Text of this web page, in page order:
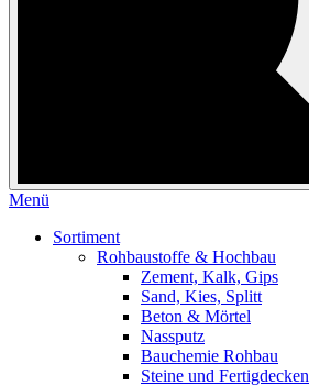
Menü
Sortiment
Rohbaustoffe & Hochbau
Zement, Kalk, Gips
Sand, Kies, Splitt
Beton & Mörtel
Nassputz
Bauchemie Rohbau
Steine und Fertigdecken